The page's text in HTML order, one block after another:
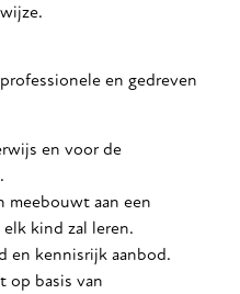
en gedreven
en voor de
meebouwt aan een
kind zal leren.
en kennisrijk aanbod.
op basis van